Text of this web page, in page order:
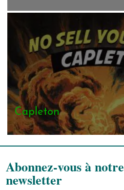
Capleton
Abonnez-vous à notre
newsletter